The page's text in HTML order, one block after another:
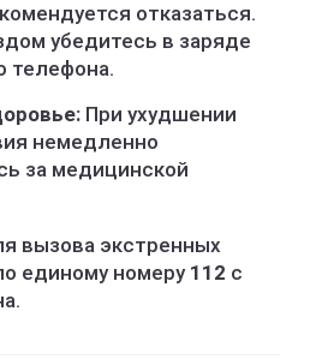
отказаться.
убедитесь в заряде
телефона.
При ухудшении
немедленно
за медицинской
вызова экстренных
единому номеру 112 с